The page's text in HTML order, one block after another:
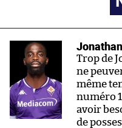
Trop de
ne
même
numéro
avoir
de